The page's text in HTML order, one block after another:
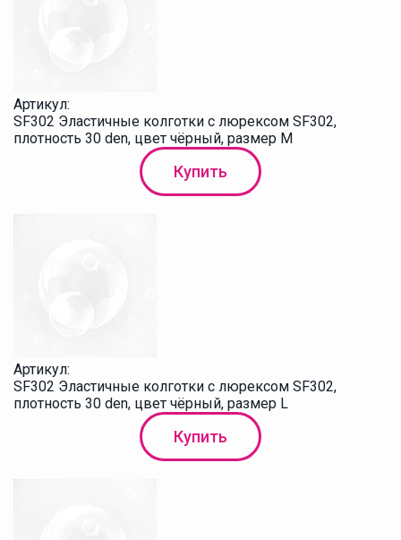
Артикул:
SF302 Эластичные колготки с люрексом SF302,
плотность 30 den, цвет чёрный, размер M
Купить
Артикул:
SF302 Эластичные колготки с люрексом SF302,
плотность 30 den, цвет чёрный, размер L
Купить